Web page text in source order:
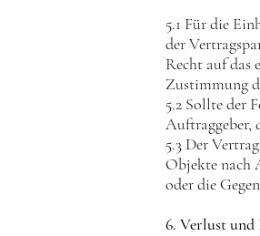
5.1 Für die
der
Recht auf das
Zustimmung
5.2 Sollte der
Auftraggeber,
5.3 Der
Objekte nach
oder die
6. Verlust und